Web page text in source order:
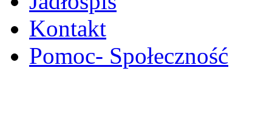
Kontakt
Pomoc- Społeczność